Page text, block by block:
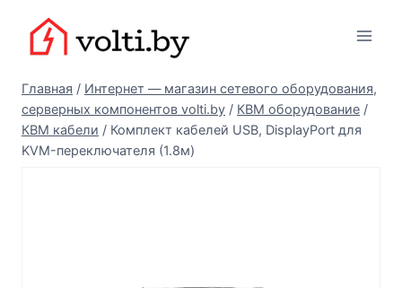
содержимому
Главная / Интернет — магазин сетевого оборудования,
серверных компонентов volti.by / КВМ оборудование /
КВМ кабели / Комплект кабелей USB, DisplayPort для
KVM-переключателя (1.8м)